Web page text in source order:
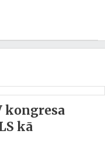
kongresa
kā